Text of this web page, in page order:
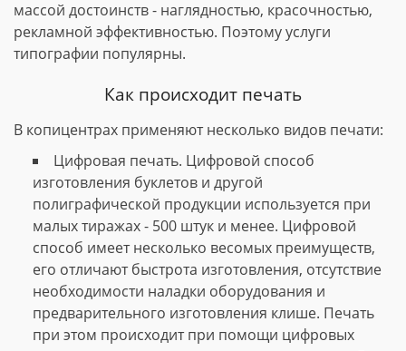
массой достоинств - наглядностью, красочностью,
рекламной эффективностью. Поэтому услуги
типографии популярны.
Как происходит печать
В копицентрах применяют несколько видов печати:
Цифровая печать. Цифровой способ
изготовления буклетов и другой
полиграфической продукции используется при
малых тиражах - 500 штук и менее. Цифровой
способ имеет несколько весомых преимуществ,
его отличают быстрота изготовления, отсутствие
необходимости наладки оборудования и
предварительного изготовления клише. Печать
при этом происходит при помощи цифровых